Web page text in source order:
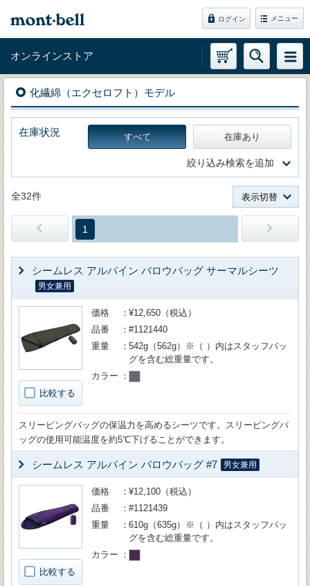
ログイン メニュー
オンラインストア
化繊綿（エクセロフト）モデル
在庫状況 すべて 在庫あり
絞り込み検索を追加
全32件 表示切替
1
シームレス アルパイン バロウバッグ サーマルシーツ
男女兼用
比較する
価格
¥12,650（税込）
品番
#1121440
重量
542g（562g）※（ ）内はスタッフバッ
グを含む総重量です。
カラー
スリーピングバッグの保温力を高めるシーツです。スリーピングバ
ッグの使用可能温度を約5℃下げることができます。
シームレス アルパイン バロウバッグ #7 男女兼用
比較する
価格
¥12,100（税込）
品番
#1121439
重量
610g（635g）※（ ）内はスタッフバッ
グを含む総重量です。
カラー